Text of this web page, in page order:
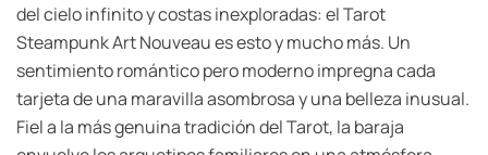
del cielo infinito y costas inexploradas: el Tarot
Steampunk Art Nouveau es esto y mucho más. Un
sentimiento romántico pero moderno impregna cada
tarjeta de una maravilla asombrosa y una belleza inusual.
Fiel a la más genuina tradición del Tarot, la baraja